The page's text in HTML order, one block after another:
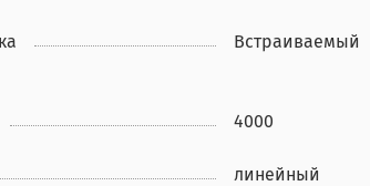
Встраиваемый
4000
линейный